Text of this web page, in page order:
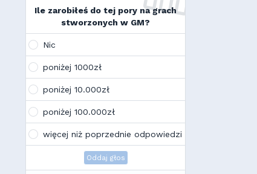
Ja zainstalowałem sobie Linux mint
na swoim laptopie
Wojo
Tak, po zmianach gmclan przeżywa
wskazują, że ten rok będzie rokiem
Linuxa, rokiem odejścia od
discorda na rzecz forów
internetowych
K Kamilek
Ale klimat tu znowu wrócić!
Ile zarobiłeś do tej pory na grach
stworzonych w GM?
Nic
poniżej 1000zł
poniżej 10.000zł
poniżej 100.000zł
więcej niż poprzednie odpowiedzi
Oddaj głos